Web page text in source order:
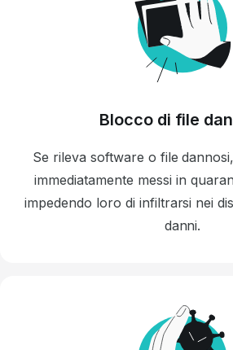
Blocco di file
Se rileva software o file
immediatamente messi in
impedendo loro di infiltrarsi nei
danni.